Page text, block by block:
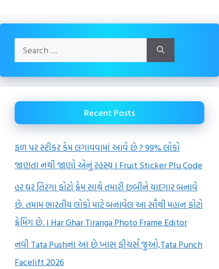
Search
for:
Recent Posts
ફળ પર સ્ટીકર કેમ લગાવવામાં આવે છે ? 99% લોકો
જાણતા નથી જાણો એનું રહસ્ય | Fruit Sticker Plu Code
હર ઘર તિરંગા ફોટો ફ્રેમ સાથે તમારી છબીને યાદગાર બનાવે
છે. તમામ ભારતીય લોકો માટે બનાવેલ આ સૌથી મહાન ફોટો
ફ્રેમિંગ છે. | Har Ghar Tiranga Photo Frame Editor
નવી Tata Pushના આ છે ખાસ ફીચર્સ જુઓ,Tata Punch
Facelift 2026